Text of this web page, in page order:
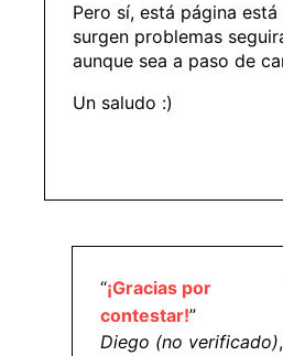
Pero sí, está página
surgen problemas
aunque sea a paso de
Un saludo :)
“¡Gracias por
contestar!”
Diego (no verificado)